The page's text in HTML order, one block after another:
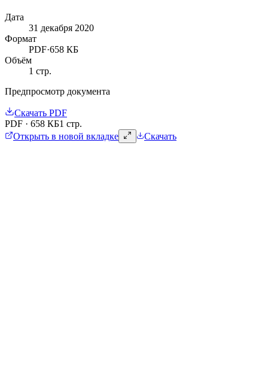
Дата
31 декабря 2020
Формат
PDF·658 КБ
Объём
1 стр.
Предпросмотр документа
Скачать PDF
PDF · 658 КБ1 стр.
Открыть в новой вкладке
Скачать